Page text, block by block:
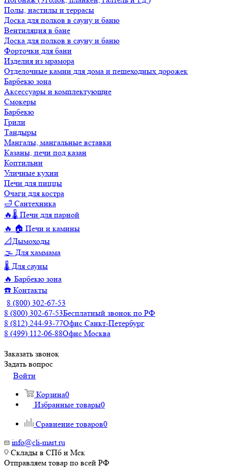
Полы, настилы и террасы
Доска для полков в сауну и баню
Вентиляция в бане
Доска для полков в сауну и баню
Форточки для бани
Изделия из мрамора
Отделочные камни для дома и пешеходных дорожек
Барбекю зона
Аксессуары и комплектующие
Смокеры
Барбекю
Грили
Тандыры
Мангалы, мангальные вставки
Казаны, печи под казан
Коптильни
Уличные кухни
Печи для пиццы
Очаги для костра
🛁 Сантехника
🔥🌡️ Печи для парной
🔥 🏠 Печи и камины
📐Дымоходы
🌫️ Для хаммама
🌡️ Для сауны
🔥 Барбекю зона
☎️ Контакты
8 (800) 302-67-53
8 (800) 302-67-53Бесплатный звонок по РФ
8 (812) 244-93-77Офис Санкт-Петербург
8 (499) 112-06-88Офис Москва
Заказать звонок
Задать вопрос
Войти
Корзина0
Избранные товары0
Сравнение товаров0
info@cli-mart.ru
Склады в СПб и Мск
Отправляем товар по всей РФ